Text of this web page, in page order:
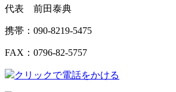
代表 前田泰典
携帯：090-8219-5475
FAX：0796-82-5757
クリックで電話をかける